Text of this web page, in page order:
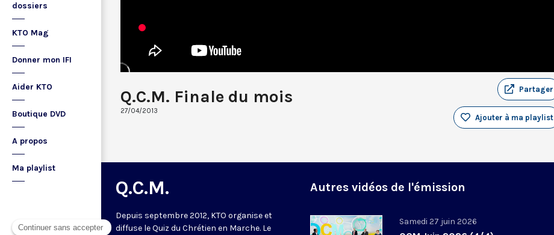
dossiers
KTO Mag
Donner mon IFI
Aider KTO
Boutique DVD
A propos
Ma playlist
Q.C.M. Finale du mois
27/04/2013
Partager
Ajouter à ma playlist
Q.C.M.
Depuis septembre 2012, KTO organise et
diffuse le Quiz du Chrétien en Marche. Le
Autres vidéos de l'émission
Samedi 27 juin 2026